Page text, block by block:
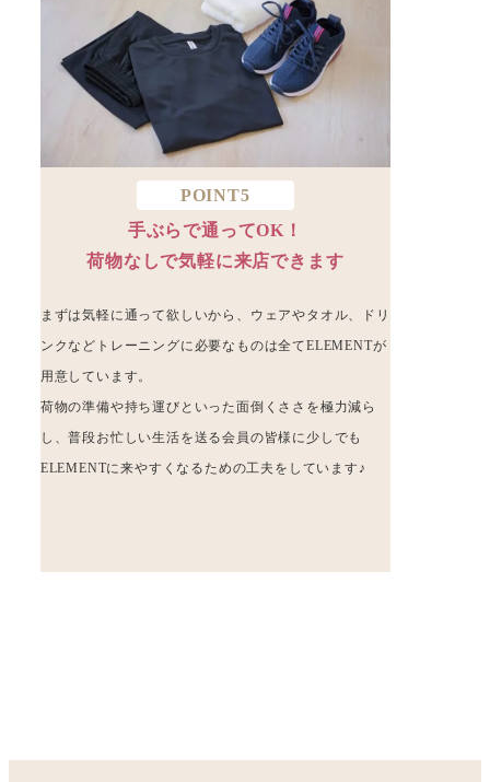
POINT5
手ぶらで通ってOK！
荷物なしで気軽に来店できます
まずは気軽に通って欲しいから、ウェアやタオル、ドリ
ンクなどトレーニングに必要なものは全てELEMENTが
用意しています。
荷物の準備や持ち運びといった面倒くささを極力減ら
し、普段お忙しい生活を送る会員の皆様に少しでも
ELEMENTに来やすくなるための工夫をしています♪